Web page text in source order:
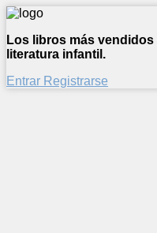
Los libros más
literatura infantil.
Entrar Registrarse